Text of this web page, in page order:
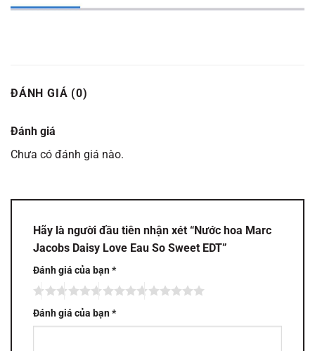
ĐÁNH GIÁ (0)
Đánh giá
Chưa có đánh giá nào.
Hãy là người đầu tiên nhận xét “Nước hoa Marc
Jacobs Daisy Love Eau So Sweet EDT”
Đánh giá của bạn*
Đánh giá của bạn*